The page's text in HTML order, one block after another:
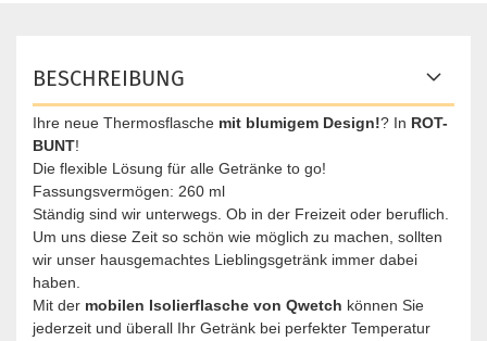
BESCHREIBUNG
Ihre neue Thermosflasche mit blumigem Design!? In ROT-
BUNT!
Die flexible Lösung für alle Getränke to go!
Fassungsvermögen: 260 ml
Ständig sind wir unterwegs. Ob in der Freizeit oder beruflich.
Um uns diese Zeit so schön wie möglich zu machen, sollten
wir unser hausgemachtes Lieblingsgetränk immer dabei
haben.
Mit der mobilen Isolierflasche von Qwetch können Sie
jederzeit und überall Ihr Getränk bei perfekter Temperatur